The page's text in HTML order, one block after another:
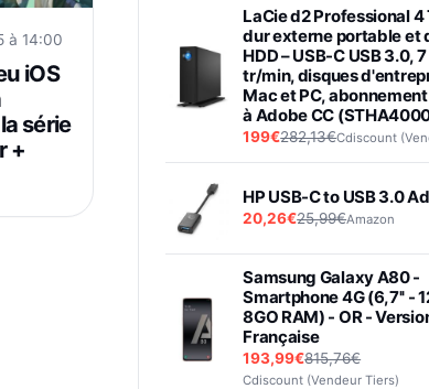
à 14:00
iOS
série
+
LaCie d2 Professional 4
dur externe portable et
HDD – USB-C USB 3.0,
tr/min, disques
Mac et PC,
à Adobe CC
199€282,13€Cdiscount
HP USB-C to USB 3.0
20,26€25,99€Amazon
Samsung Galaxy A80 -
Smartphone 4G (6,7'' -
8GO RAM) - OR -
Française
193,99€815,76€
Cdiscount (Vendeur Tiers)